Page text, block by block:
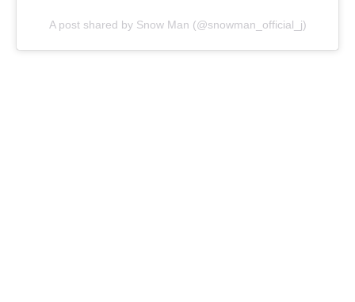
A post shared by Snow Man (@snowman_official_j)